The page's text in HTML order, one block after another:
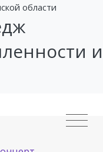
области
и